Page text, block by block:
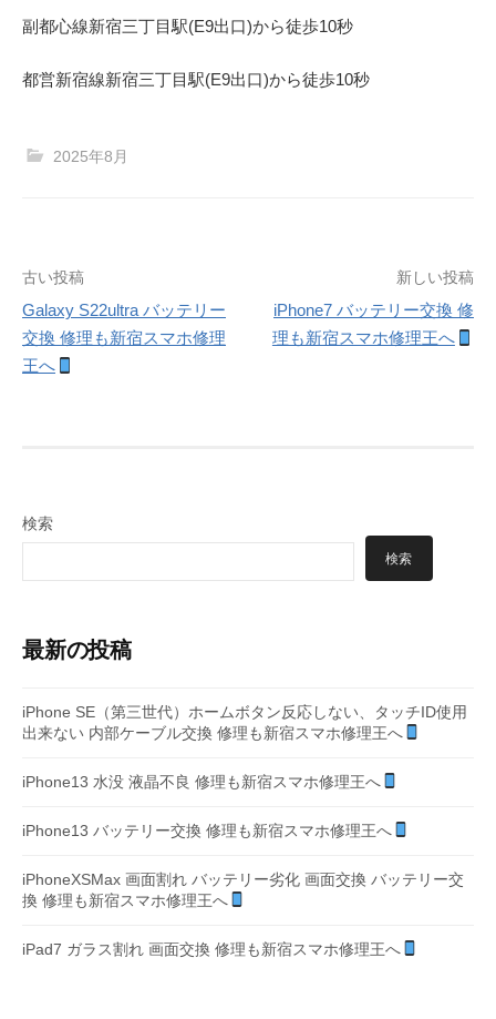
副都心線新宿三丁目駅(E9出口)から徒歩10秒
都営新宿線新宿三丁目駅(E9出口)から徒歩10秒
2025年8月
投
稿
ナ
シ
古い投稿
Galaxy S22ultra バッテリー
交換 修理も新宿スマホ修理
王へ
新しい投稿
iPhone7 バッテリー交換 修
理も新宿スマホ修理王へ
検索
検索
最新の投稿
iPhone SE（第三世代）ホームボタン反応しない、タッチID使用
出来ない 内部ケーブル交換 修理も新宿スマホ修理王へ
iPhone13 水没 液晶不良 修理も新宿スマホ修理王へ
iPhone13 バッテリー交換 修理も新宿スマホ修理王へ
iPhoneXSMax 画面割れ バッテリー劣化 画面交換 バッテリー交
換 修理も新宿スマホ修理王へ
iPad7 ガラス割れ 画面交換 修理も新宿スマホ修理王へ